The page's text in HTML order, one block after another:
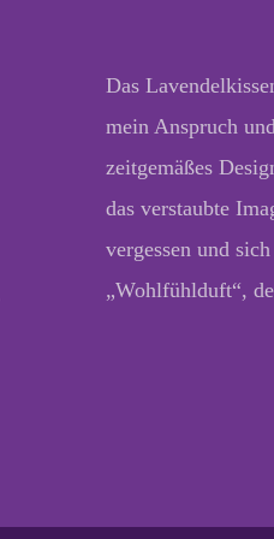
Das
mein Anspruch
zeitgemäßes
das verstaubte
vergessen und
„Wohlfühlduft“,